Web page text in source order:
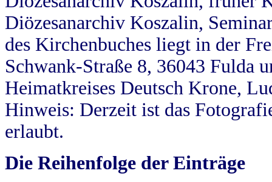
Diözesanarchiv Koszalin,
des Kirchenbuches liegt in der
Schwank-Straße 8, 36043 Fulda
Heimatkreises Deutsch Krone,
Hinweis: Derzeit ist das
erlaubt.
Die Reihenfolge der Einträge